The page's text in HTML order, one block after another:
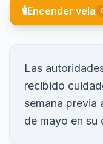
🕯️Encender vela
Las
recibido
semana previa
de mayo en su